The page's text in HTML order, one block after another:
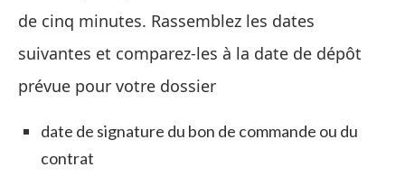
de cinq minutes. Rassemblez les dates
suivantes et comparez‑les à la date de dépôt
prévue pour votre dossier
date de signature du bon de commande ou du
contrat